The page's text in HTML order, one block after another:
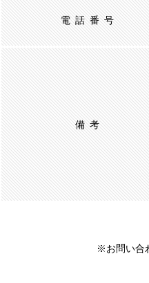
電話番号
備考
※お問い合